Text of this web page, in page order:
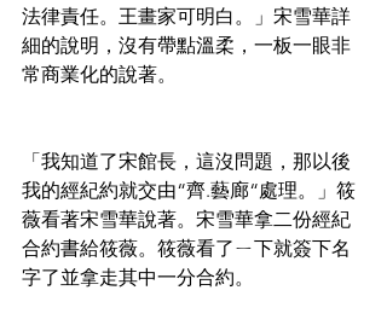
法律責任。王畫家可明白。」宋雪華詳
細的說明，沒有帶點溫柔，一板一眼非
常商業化的說著。
「我知道了宋館長，這沒問題，那以後
我的經紀約就交由“齊.藝廊“處理。」筱
薇看著宋雪華說著。宋雪華拿二份經紀
合約書給筱薇。筱薇看了ㄧ下就簽下名
字了並拿走其中一分合約。